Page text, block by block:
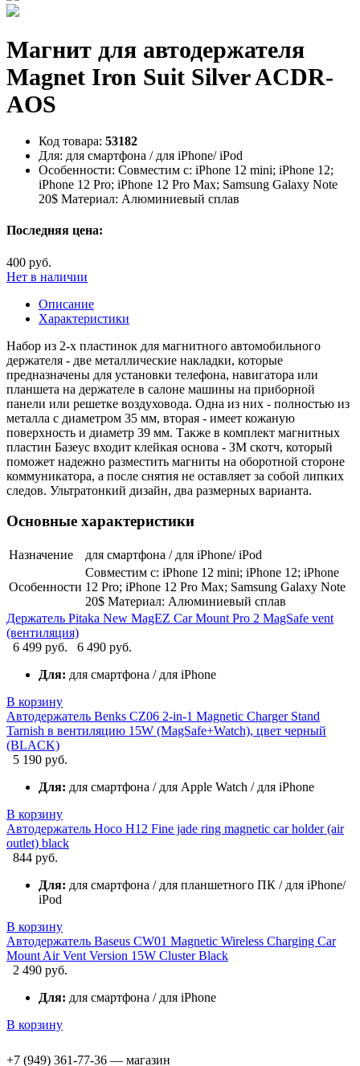
Магнит для автодержателя
Magnet Iron Suit Silver ACDR-
AOS
Код товара: 53182
Для: для смартфона / для iPhone/ iPod
Особенности: Совместим с: iPhone 12 mini; iPhone 12;
iPhone 12 Pro; iPhone 12 Pro Max; Samsung Galaxy Note
20$ Материал: Алюминиевый сплав
Последняя цена:
400 руб.
Нет в наличии
Описание
Характеристики
Набор из 2-х пластинок для магнитного автомобильного
держателя - две металлические накладки, которые
предназначены для установки телефона, навигатора или
планшета на держателе в салоне машины на приборной
панели или решетке воздуховода. Одна из них - полностью из
металла с диаметром 35 мм, вторая - имеет кожаную
поверхность и диаметр 39 мм. Также в комплект магнитных
пластин Базеус входит клейкая основа - ЗМ скотч, который
поможет надежно разместить магниты на оборотной стороне
коммуникатора, а после снятия не оставляет за собой липких
следов. Ультратонкий дизайн, два размерных варианта.
Основные характеристики
Назначение для смартфона / для iPhone/ iPod
Особенности
Совместим с: iPhone 12 mini; iPhone 12; iPhone
12 Pro; iPhone 12 Pro Max; Samsung Galaxy Note
20$ Материал: Алюминиевый сплав
Держатель Pitaka New MagEZ Car Mount Pro 2 MagSafe vent
(вентиляция)
6 499 руб.
6 490 руб.
Для: для смартфона / для iPhone
В корзину
Автодержатель Benks CZ06 2-in-1 Magnetic Charger Stand
Tarnish в вентиляцию 15W (MagSafe+Watch), цвет черный
(BLACK)
5 190 руб.
Для: для смартфона / для Apple Watch / для iPhone
В корзину
Автодержатель Hoco H12 Fine jade ring magnetic car holder (air
outlet) black
844 руб.
Для: для смартфона / для планшетного ПК / для iPhone/
iPod
В корзину
Автодержатель Baseus CW01 Magnetic Wireless Charging Car
Mount Air Vent Version 15W Cluster Black
2 490 руб.
Для: для смартфона / для iPhone
В корзину
+7 (949) 361-77-36 — магазин